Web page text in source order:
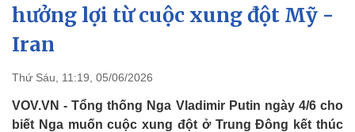
Đảng
Tổ chức nhân sự
Quốc hội
Dự báo thời tiết
hưởng lợi từ cuộc xung đột Mỹ -
Iran
Thứ Sáu, 11:19, 05/06/2026
VOV.VN - Tổng thống Nga Vladimir Putin ngày 4/6 cho
biết Nga muốn cuộc xung đột ở Trung Đông kết thúc